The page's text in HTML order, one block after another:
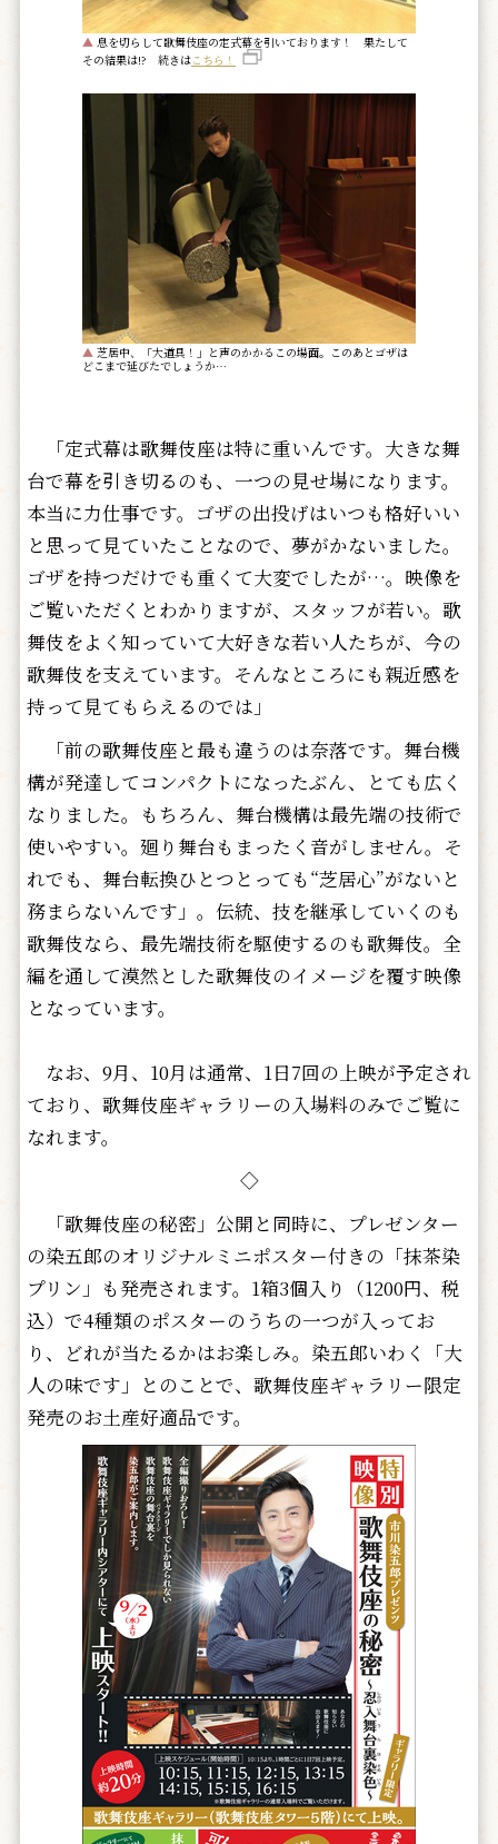
▲ 息を切らして歌舞伎座の定式幕を引いております！ 果たして
その結果は!? 続きはこちら！
▲ 芝居中、「大道具！」と声のかかるこの場面。このあとゴザは
どこまで延びたでしょうか…
「定式幕は歌舞伎座は特に重いんです。大きな舞
台で幕を引き切るのも、一つの見せ場になります。
本当に力仕事です。ゴザの出投げはいつも格好いい
と思って見ていたことなので、夢がかないました。
ゴザを持つだけでも重くて大変でしたが…。映像を
ご覧いただくとわかりますが、スタッフが若い。歌
舞伎をよく知っていて大好きな若い人たちが、今の
歌舞伎を支えています。そんなところにも親近感を
持って見てもらえるのでは」
「前の歌舞伎座と最も違うのは奈落です。舞台機
構が発達してコンパクトになったぶん、とても広く
なりました。もちろん、舞台機構は最先端の技術で
使いやすい。廻り舞台もまったく音がしません。そ
れでも、舞台転換ひとつとっても“芝居心”がないと
務まらないんです」。伝統、技を継承していくのも
歌舞伎なら、最先端技術を駆使するのも歌舞伎。全
編を通して漠然とした歌舞伎のイメージを覆す映像
となっています。
なお、9月、10月は通常、1日7回の上映が予定され
ており、歌舞伎座ギャラリーの入場料のみでご覧に
なれます。
◇
「歌舞伎座の秘密」公開と同時に、プレゼンター
の染五郎のオリジナルミニポスター付きの「抹茶染
プリン」も発売されます。1箱3個入り（1200円、税
込）で4種類のポスターのうちの一つが入ってお
り、どれが当たるかはお楽しみ。染五郎いわく「大
人の味です」とのことで、歌舞伎座ギャラリー限定
発売のお土産好適品です。